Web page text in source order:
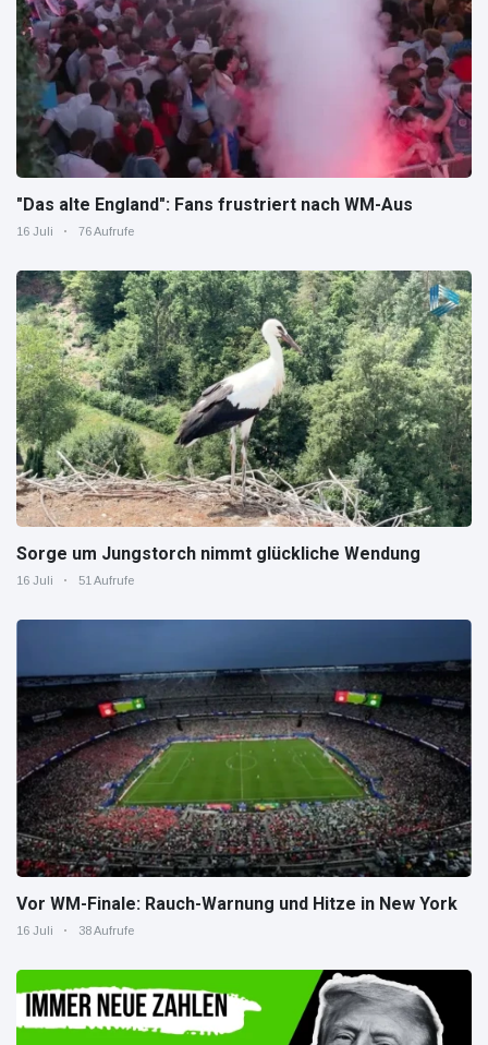
"Das alte England": Fans frustriert nach WM-Aus
16 Juli 76 Aufrufe
Sorge um Jungstorch nimmt glückliche Wendung
16 Juli 51 Aufrufe
Vor WM-Finale: Rauch-Warnung und Hitze in New York
16 Juli 38 Aufrufe